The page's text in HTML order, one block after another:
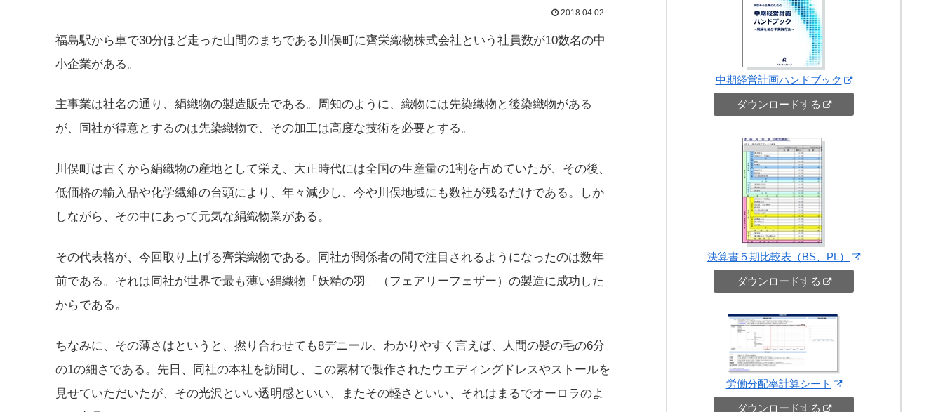
2018.04.02
福島駅から車で30分ほど走った山間のまちである川俣町に齊栄織物株式会社という社員数が10数名の中
小企業がある。
主事業は社名の通り、絹織物の製造販売である。周知のように、織物には先染織物と後染織物がある
が、同社が得意とするのは先染織物で、その加工は高度な技術を必要とする。
川俣町は古くから絹織物の産地として栄え、大正時代には全国の生産量の1割を占めていたが、その後、
低価格の輸入品や化学繊維の台頭により、年々減少し、今や川俣地域にも数社が残るだけである。しか
しながら、その中にあって元気な絹織物業がある。
その代表格が、今回取り上げる齊栄織物である。同社が関係者の間で注目されるようになったのは数年
前である。それは同社が世界で最も薄い絹織物「妖精の羽」（フェアリーフェザー）の製造に成功した
からである。
ちなみに、その薄さはというと、撚り合わせても8デニール、わかりやすく言えば、人間の髪の毛の6分
の1の細さである。先日、同社の本社を訪問し、この素材で製作されたウエディングドレスやストールを
見せていただいたが、その光沢といい透明感といい、またその軽さといい、それはまるでオーロラのよ
中期経営計画ハンドブック
ダウンロードする
決算書５期比較表（BS、PL）
ダウンロードする
労働分配率計算シート
ダウンロードする